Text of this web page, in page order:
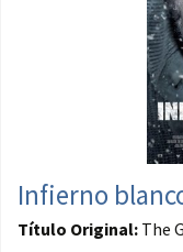
Infierno
Título Original: The